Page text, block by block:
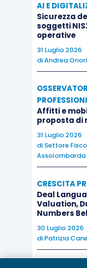
AI E
Sicurezza
soggetti
operative
31 Luglio 2026
diAndrea Onori
PROFESSIONI
Affitti e
proposta di
31 Luglio 2026
di Settore
Assolombarda
CRESCITA
Deal
Valuation,
Numbers
30 Luglio 2026
di Patrizia